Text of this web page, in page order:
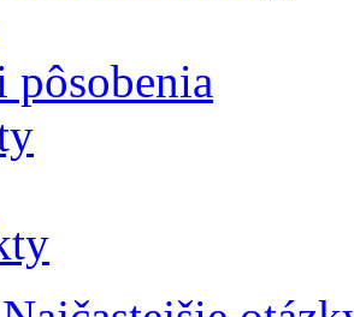
pôsobenia